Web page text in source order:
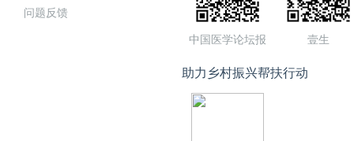
问题反馈
中国医学论坛报 壹生
助力乡村振兴帮扶行动